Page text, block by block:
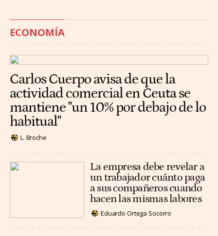
ECONOMÍA
Carlos Cuerpo avisa de que la
actividad comercial en Ceuta se
mantiene "un 10% por debajo de lo
habitual"
L. Broche
La empresa debe revelar a
un trabajador cuánto paga
a sus compañeros cuando
hacen las mismas labores
Eduardo Ortega Socorro